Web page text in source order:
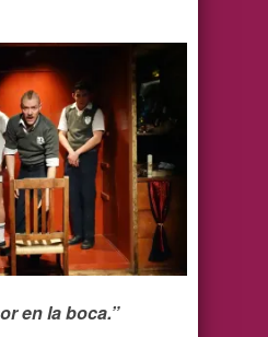
en la boca.”